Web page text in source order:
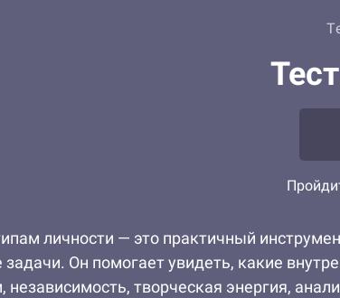
личности — это практичный
Он помогает увидеть, какие
независимость, творческая энергия,